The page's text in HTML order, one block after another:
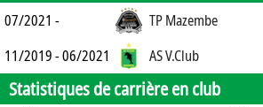
07/2021 -
TP Mazembe
11/2019 - 06/2021
AS V.Club
Statistiques de carrière en club